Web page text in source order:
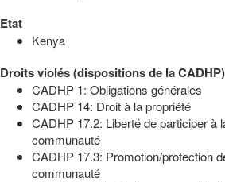
Etat
Kenya
Droits violés (dispositions de la CADHP)
CADHP 1: Obligations générales
CADHP 14: Droit à la propriété
CADHP 17.2: Liberté de participer à
communauté
CADHP 17.3: Promotion/protection
communauté